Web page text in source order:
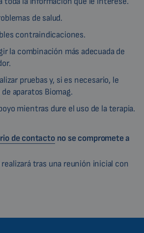
de salud.
contraindicaciones.
la combinación más adecuada de
pruebas y, si es necesario, le
aparatos Biomag.
mientras dure el uso de la terapia.
de contactono se compromete a
tras una reunión inicial con